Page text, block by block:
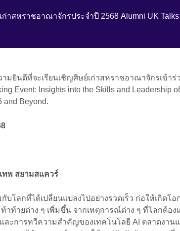
าสหราชอาณาจักรประจำปี 2568 Alumni UK Talks
มยินดีที่จะเรียนเชิญศิษย์เก่าสหราชอาณาจักรเข้าร่
Event: Insights into the Skills and Leadership
and Beyond.
ทพ สยามสแควร์
บโลกที่ได้เปลี่ยนแปลงไปอย่างรวดเร็ว ก่อให้เกิดโอ
ท้ายต่าง ๆ เพิ่มขึ้น จากเหตุการณ์ต่าง ๆ ที่โลกต้อง
ละการทวีความสำคัญของเทคโนโลยี AI ตลาดงาน